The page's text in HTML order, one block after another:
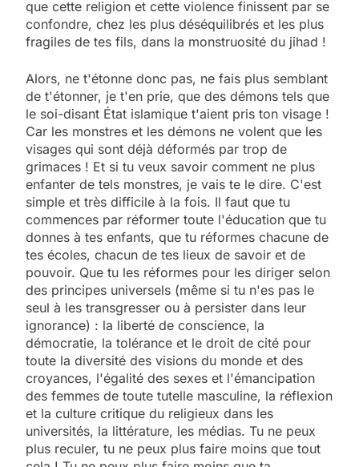
que cette religion et cette violence finissent par se
confondre, chez les plus déséquilibrés et les plus
fragiles de tes fils, dans la monstruosité du jihad !
Alors, ne t'étonne donc pas, ne fais plus semblant
de t'étonner, je t'en prie, que des démons tels que
le soi-disant État islamique t'aient pris ton visage !
Car les monstres et les démons ne volent que les
visages qui sont déjà déformés par trop de
grimaces ! Et si tu veux savoir comment ne plus
enfanter de tels monstres, je vais te le dire. C'est
simple et très difficile à la fois. Il faut que tu
commences par réformer toute l'éducation que tu
donnes à tes enfants, que tu réformes chacune de
tes écoles, chacun de tes lieux de savoir et de
pouvoir. Que tu les réformes pour les diriger selon
des principes universels (même si tu n'es pas le
seul à les transgresser ou à persister dans leur
ignorance) : la liberté de conscience, la
démocratie, la tolérance et le droit de cité pour
toute la diversité des visions du monde et des
croyances, l'égalité des sexes et l'émancipation
des femmes de toute tutelle masculine, la réflexion
et la culture critique du religieux dans les
universités, la littérature, les médias. Tu ne peux
plus reculer, tu ne peux plus faire moins que tout